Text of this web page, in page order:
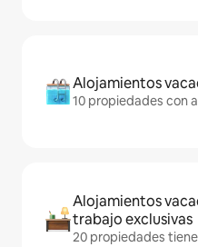
Alojamientos
10 propiedades con
Alojamientos
trabajo exclusivas
20 propiedades